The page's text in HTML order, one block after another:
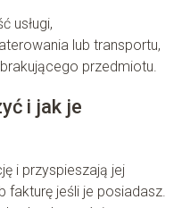
usługi,
lub transportu,
przedmiotu.
i jak je
i przyspieszają jej
fakturę jeśli je posiadasz.